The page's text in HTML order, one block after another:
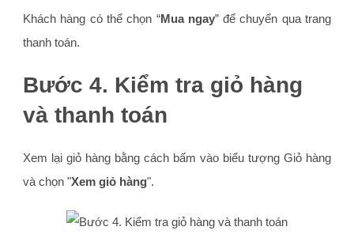
Khách hàng có thể chọn “Mua ngay” để chuyển qua trang
thanh toán.
Bước 4. Kiểm tra giỏ hàng
và thanh toán
Xem lại giỏ hàng bằng cách bấm vào biểu tượng Giỏ hàng
và chọn "Xem giỏ hàng".